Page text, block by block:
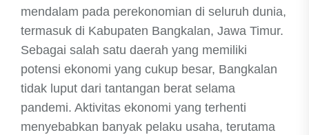
mendalam pada perekonomian di seluruh dunia,
termasuk di Kabupaten Bangkalan, Jawa Timur.
Sebagai salah satu daerah yang memiliki
potensi ekonomi yang cukup besar, Bangkalan
tidak luput dari tantangan berat selama
pandemi. Aktivitas ekonomi yang terhenti
menyebabkan banyak pelaku usaha, terutama